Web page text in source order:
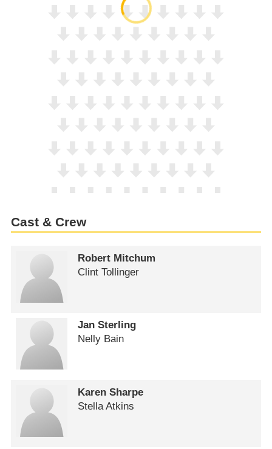
Cast & Crew
Robert Mitchum
Clint Tollinger
Jan Sterling
Nelly Bain
Karen Sharpe
Stella Atkins